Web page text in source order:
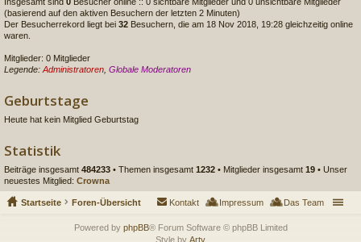
(basierend auf den aktiven Besuchern der letzten 2 Minuten)
Der Besucherrekord liegt bei 32 Besuchern, die am 18 Nov 2018, 19:28 gleichzeitig online
waren.
Mitglieder: 0 Mitglieder
Legende: Administratoren Globale Moderatoren
Geburtstage
Heute hat kein Mitglied Geburtstag
Statistik
Beiträge insgesamt 484233 • Themen insgesamt 1232 • Mitglieder insgesamt 19 • Unser
neuestes Mitglied: Crowna
Startseite Foren-Übersicht Das Team
Impressum
Kontakt
Powered by phpBB® Forum Software © phpBB Limited
Style by Arty